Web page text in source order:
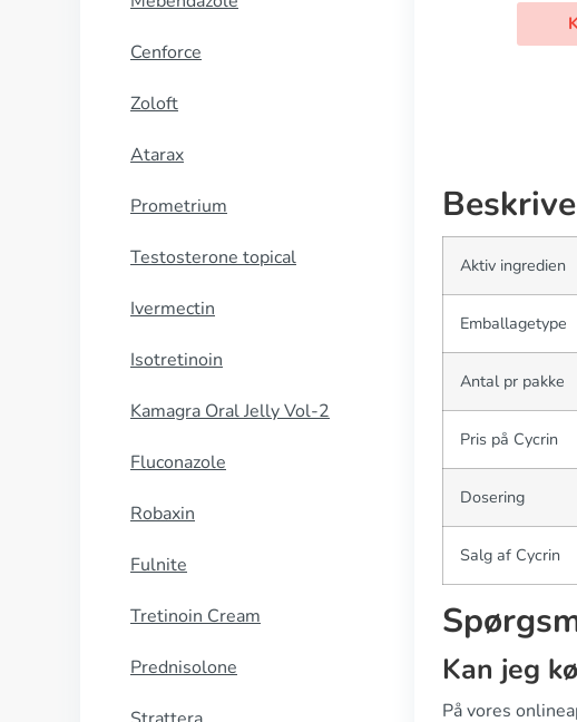
Cenforce
Zoloft
Atarax
Prometrium
Testosterone topical
Ivermectin
Isotretinoin
Kamagra Oral Jelly Vol-2
Fluconazole
Robaxin
Fulnite
Tretinoin Cream
Prednisolone
Aktiv ingredien
Emballagetype
Antal pr pakke
Pris på Cycrin
Dosering
Salg af Cycrin
Kan jeg
På vores